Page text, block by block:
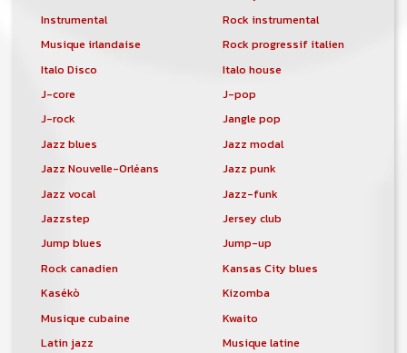
Instrumental
Rock instrumental
Musique irlandaise
Rock progressif italien
Italo Disco
Italo house
J-core
J-pop
J-rock
Jangle pop
Jazz blues
Jazz modal
Jazz Nouvelle-Orléans
Jazz punk
Jazz vocal
Jazz-funk
Jazzstep
Jersey club
Jump blues
Jump-up
Rock canadien
Kansas City blues
Kasékò
Kizomba
Musique cubaine
Kwaito
Latin jazz
Musique latine